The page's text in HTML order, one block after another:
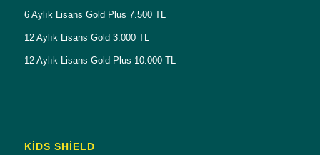
6 Aylık Lisans Gold Plus 7.500 TL
12 Aylık Lisans Gold 3.000 TL
12 Aylık Lisans Gold Plus 10.000 TL
KİDS SHİELD